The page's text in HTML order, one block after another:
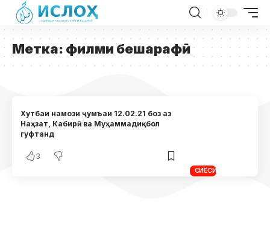
Метка: филми бешарафӣ
СИЁСӢ
Хутбаи намози ҷумъаи 12.02.21 боз аз
Наҳзат, Кабирӣ ва Муҳаммадиқбол
гуфтанд
3